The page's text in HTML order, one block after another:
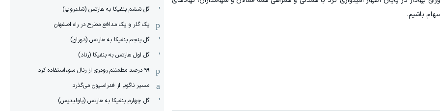
باشیم.
گل ششم بنفیکا به هارتس (شلدروپ)
یک گلر و یک مدافع مطرح در راه اصفهان
گل پنجم بنفیکا به هارتس (دوران)
گل اول هارتس به بنفیکا (رناد)
۹۹ درصد مطمئنم رودری از رئال سوءاستفاده کرد
مسیر ناگویا از فدراسیون می‌گذرد
گل چهارم بنفیکا به هارتس (پاولیدیس)